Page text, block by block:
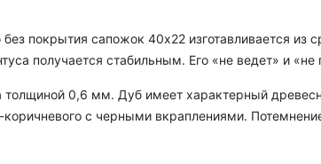
покрытия сапожок 40x22 изготавливается
стабильным. Его «не ведет» и «не
толщиной 0,6 мм. Дуб имеет характерный
с черными вкраплениями.